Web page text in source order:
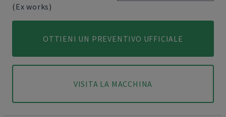
(Ex works)
OTTIENI UN PREVENTIVO UFFICIALE
VISITA LA MACCHINA